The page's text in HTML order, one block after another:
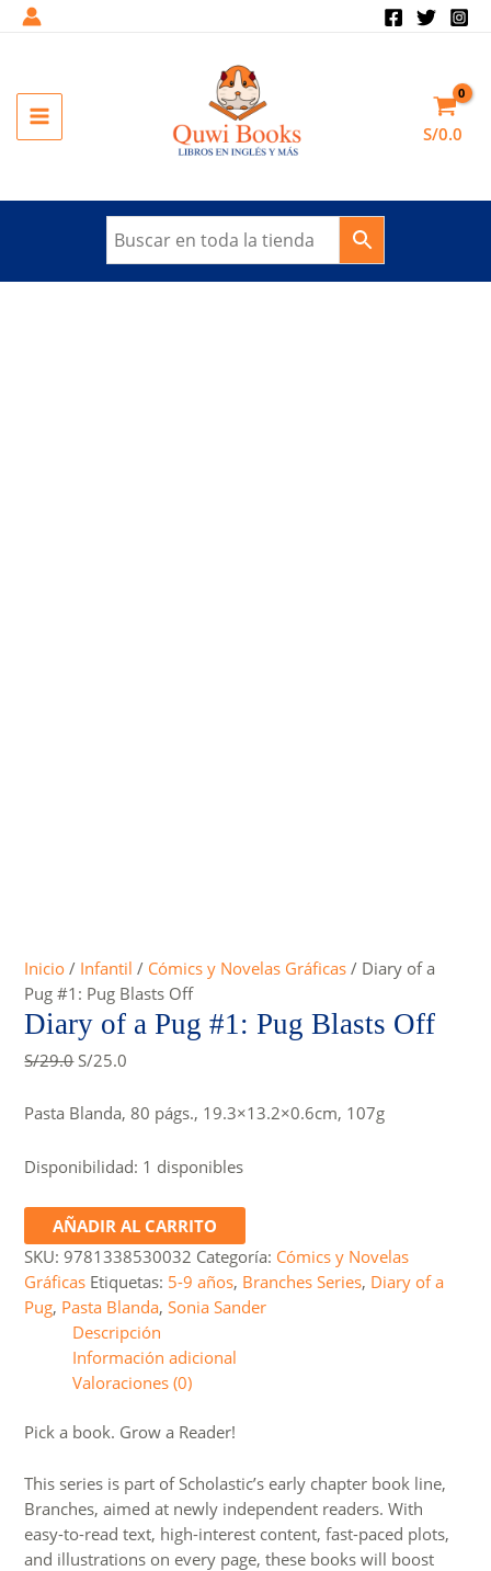
MAIN
S/0.0
Inicio / Infantil / Cómics y Novelas Gráficas / Diary of a
Pug #1: Pug Blasts Off
Diary of a Pug #1: Pug Blasts Off
S/29.0 Original
was:
S/25.0
is:
Pasta Blanda, 80 págs., 19.3×13.2×0.6cm, 107g
Disponibilidad: 1 disponibles
Diary
of
a
Pug
#1:
cantidad
AÑADIR AL CARRITO
SKU:9781338530032 Categoría: Cómics y Novelas
Gráficas Etiquetas: 5-9 años, Branches Series, Diary of a
Pug, Pasta Blanda,Sonia Sander
Descripción
Información adicional
Valoraciones (0)
Pick a book. Grow a Reader!
This series is part of Scholastic’s early chapter book line,
Branches, aimed at newly independent readers. With
easy-to-read text, high-interest content, fast-paced plots,
and illustrations on every page, these books will boost